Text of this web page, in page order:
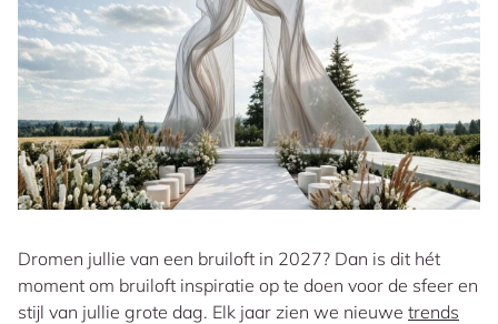
Dromen jullie van een bruiloft in 2027? Dan is dit hét
moment om bruiloft inspiratie op te doen voor de sfeer en
stijl van jullie grote dag. Elk jaar zien we nieuwe trends